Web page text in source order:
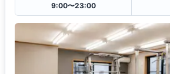
9:00〜23:00